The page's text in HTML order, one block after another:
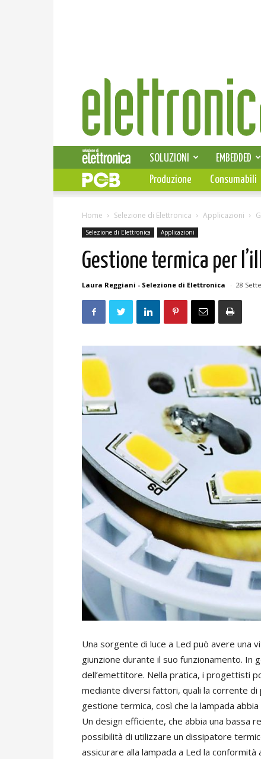
Elettronica
News
SOLUZIONI EMBEDDED
Produzione Consumabili
Home Selezione di Elettronica Applicazioni
Selezione di Elettronica Applicazioni
Gestione termica per
Laura Reggiani - Selezione di Elettronica - 28
Una sorgente di luce a Led può avere una
giunzione durante il suo funzionamento. In
dell’emettitore. Nella pratica, i progettisti
mediante diversi fattori, quali la corrente
gestione termica, così che la lampada
Un design efficiente, che abbia una bassa
possibilità di utilizzare un dissipatore
assicurare alla lampada a Led la